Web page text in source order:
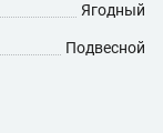
Ягодный
Подвесной